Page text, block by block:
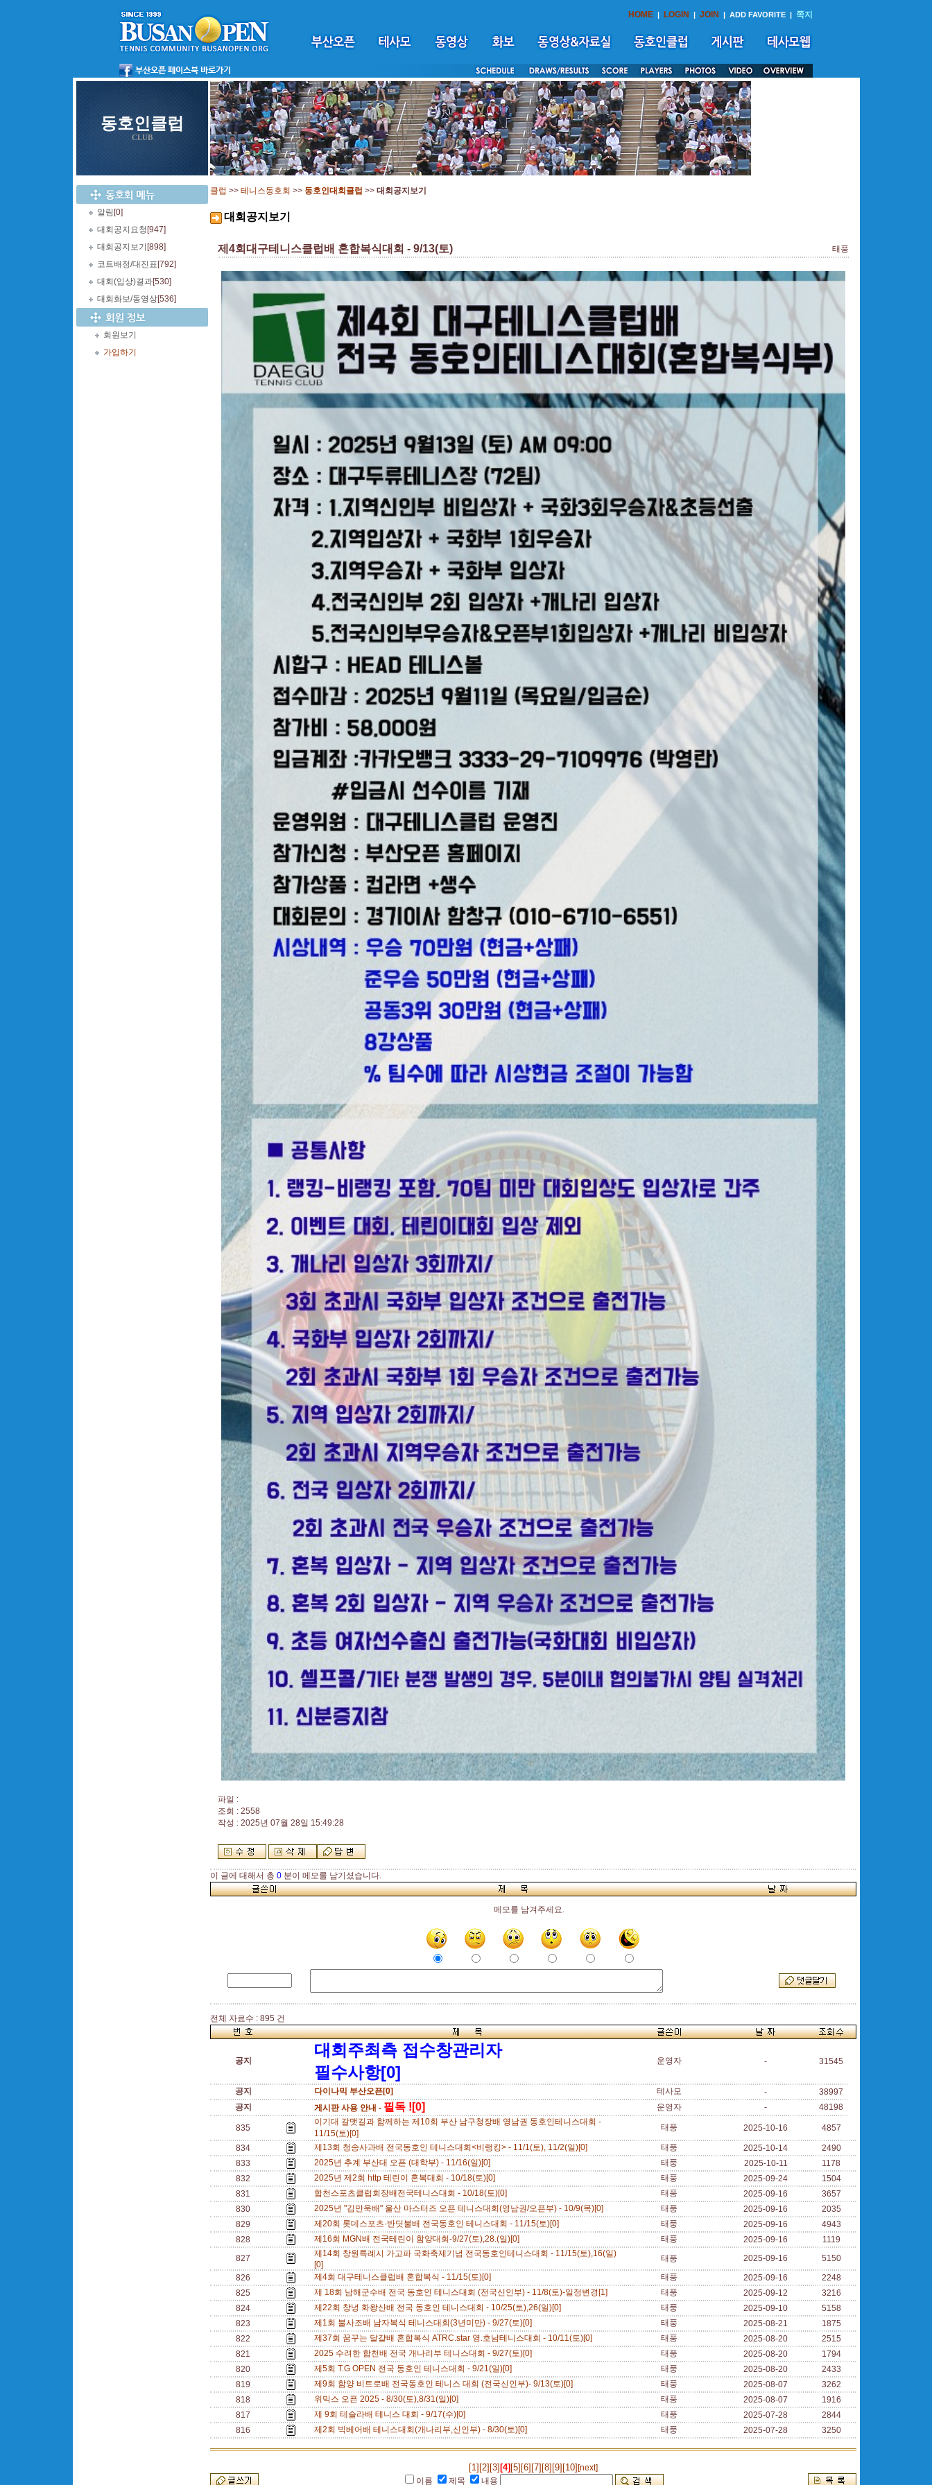
HOME | LOGIN | JOIN | ADD FAVORITE | 쪽지
동호인클럽
CLUB
알림 [0]
대회공지요청 [947]
대회공지보기 [898]
코트배정/대진표 [792]
대회(입상)결과[530]
대회화보/동영상[536]
회원보기
가입하기
클럽 >> 테니스동호회 >> 동호인대회클럽 >> 대회공지보기
대회공지보기
제4회대구테니스클럽배 혼합복식대회 - 9/13(토) 태풍
파일 :
조회 : 2558
작성 : 2025년 07월 28일 15:49:28
이 글에 대해서 총 0분이 메모를 남기셨습니다.
메모를 남겨주세요.
전체 자료수 : 895 건
공지
대회주최측 접수창관리자
필수사항[0]
운영자 - 31545
공지 다이나믹 부산오픈[0] 테사모 -
38997
공지
게시판 사용 안내 - 필독 ![0] 운영자 - 48198
835
이기대 갈맷길과 함께하는 제10회 부산 남구청장배 영남권 동호인테니스대회 -
11/15(토)[0]
태풍 2025-10-16 4857
834 제13회 청송사과배 전국동호인 테니스대회<비랭킹> - 11/1(토), 11/2(일)[0] 태풍 2025-10-14
2490
833
2025년 추계 부산대 오픈 (대학부) - 11/16(일)[0] 태풍 2025-10-11
1178
832
2025년 제2회 http 테린이 혼복대회 - 10/18(토)[0] 태풍 2025-09-24
1504
831
합천스포츠클럽회장배전국테니스대회 - 10/18(토)[0] 태풍 2025-09-16
3657
830
2025년 "김만욱배" 울산 마스터즈 오픈 테니스대회(영남권/오픈부) - 10/9(목)[0] 태풍 2025-09-16
2035
829
제20회 롯데스포츠·반딧불배 전국동호인 테니스대회 - 11/15(토)[0] 태풍 2025-09-16
4943
828
제16회 MGN배 전국테린이 함양대회-9/27(토),28.(일)[0] 태풍 2025-09-16
1119
827
제14회 창원특례시 가고파 국화축제기념 전국동호인테니스대회 - 11/15(토),16(일)
[0]
태풍 2025-09-16
5150
826
제4회 대구테니스클럽배 혼합복식 - 11/15(토)[0] 태풍 2025-09-16
2248
825
제 18회 남해군수배 전국 동호인 테니스대회 (전국신인부) - 11/8(토)-일정변경[1] 태풍 2025-09-12
3216
824
제22회 창녕 화왕산배 전국 동호인 테니스대회 - 10/25(토),26(일)[0] 태풍 2025-09-10
5158
823
제1회 불사조배 남자복식 테니스대회(3년미만) - 9/27(토)[0] 태풍 2025-08-21
1875
822
제37회 꿈꾸는 달걀배 혼합복식 ATRC.star 영.호남테니스대회 - 10/11(토)[0] 태풍 2025-08-20
2515
821
2025 수려한 합천배 전국 개나리부 테니스대회 - 9/27(토)[0] 태풍 2025-08-20
1794
820
제5회 T.G OPEN 전국 동호인 테니스대회 - 9/21(일)[0] 태풍 2025-08-20
2433
819
제9회 함양 비트로배 전국동호인 테니스 대회 (전국신인부)- 9/13(토)[0] 태풍 2025-08-07
3262
818
위믹스 오픈 2025 - 8/30(토),8/31(일)[0] 태풍 2025-08-07
1916
817
제 9회 테슬라배 테니스 대회 - 9/17(수)[0] 태풍 2025-07-28
2844
816
제2회 빅베어배 테니스대회(개나리부,신인부) - 8/30(토)[0] 태풍 2025-07-28 3250
[1] [2] [3] [4] [5] [6] [7] [8] [9] [10] [next]
이름
제목 내용